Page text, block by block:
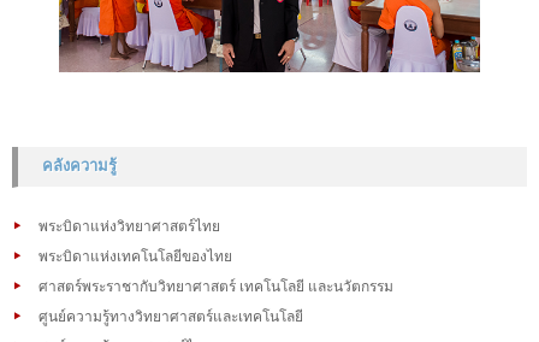
คลังความรู้
พระบิดาแห่งวิทยาศาสตร์ไทย
พระบิดาแห่งเทคโนโลยีของไทย
ศาสตร์พระราชากับวิทยาศาสตร์ เทคโนโลยี และนวัตกรรม
ศูนย์ความรู้ทางวิทยาศาสตร์และเทคโนโลยี